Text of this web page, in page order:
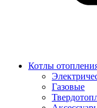
Котлы
Газовые